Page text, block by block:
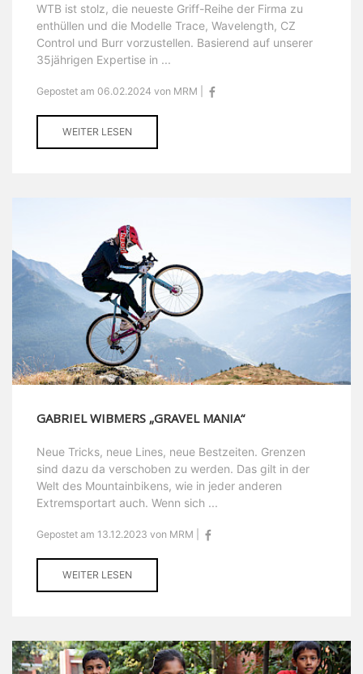
WTB ist stolz, die neueste Griff-Reihe der Firma zu
enthüllen und die Modelle Trace, Wavelength, CZ
Control und Burr vorzustellen. Basierend auf unserer
35jährigen Expertise in ...
Gepostet am 06.02.2024 von MRM |
WEITER LESEN
GABRIEL WIBMERS „GRAVEL MANIA“
Neue Tricks, neue Lines, neue Bestzeiten. Grenzen
sind dazu da verschoben zu werden. Das gilt in der
Welt des Mountainbikens, wie in jeder anderen
Extremsportart auch. Wenn sich ...
Gepostet am 13.12.2023 von MRM |
WEITER LESEN